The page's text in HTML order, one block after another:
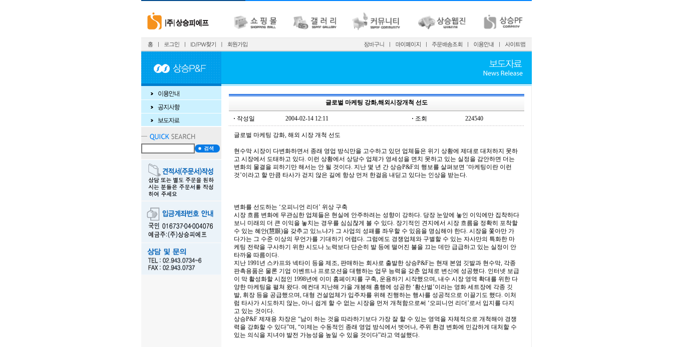
글로벌 마케팅 강화,해외시장개척 선도
· 작성일 2004-02-14 12:11 · 조회 224540
글로벌 마케팅 강화, 해외 시장 개척 선도
현수막 시장이 다변화하면서 종래 영업 방식만을 고수하고 있던 업체들은 위기 상황에 제대로 대처하지 못하
고 시장에서 도태하고 있다. 이런 상황에서 상당수 업체가 영세성을 면치 못하고 있는 실정을 감안하면 더는
변화의 물결을 피하기만 해서는 안 될 것이다. 지난 몇 년 간 상승P&F의 행보를 살펴보면 ‘마케팅이란 이런
것’이라고 할 만큼 타사가 걷지 않은 길에 항상 먼저 한걸음 내딛고 있다는 인상을 받는다.
변화를 선도하는 ‘오피니언 리더’ 위상 구축
시장 흐름 변화에 무관심한 업체들은 현실에 안주하려는 성향이 강하다. 당장 눈앞에 놓인 이익에만 집착하다
보니 미래의 더 큰 이익을 놓치는 경우를 심심찮게 볼 수 있다. 장기적인 견지에서 시장 흐름을 정확히 포착할
수 있는 혜안(慧眼)을 갖추고 있느냐가 그 사업의 성패를 좌우할 수 있음을 명심해야 한다. 시장을 쫓아만 가
다가는 그 수준 이상의 무언가를 기대하기 어렵다. 그럼에도 경쟁업체와 구별할 수 있는 자사만의 특화한 마
케팅 전략을 구사하기 위한 시도나 노력보다 단순히 발 등에 떨어진 불을 끄는 데만 급급하고 있는 실정이 안
타까울 따름이다.
지난 1991년 스카프와 넥타이 등을 제조, 판매하는 회사로 출발한 상승P&F는 현재 본염 깃발과 현수막, 각종
판촉용품은 물론 기업 이벤트나 프로모션을 대행하는 업무 능력을 갖춘 업체로 변신에 성공했다. 인터넷 보급
이 막 활성화할 시점인 1998년에 이미 홈페이지를 구축, 운용하기 시작했으며, 내수 시장 영역 확대를 위한 다
양한 마케팅을 펼쳐 왔다. 예컨대 지난해 가을 개봉해 흥행에 성공한 ‘황산벌’이라는 영화 세트장에 각종 깃
발, 휘장 등을 공급했으며, 대형 건설업체가 입주자를 위해 진행하는 행사를 성공적으로 이끌기도 했다. 이처
럼 타사가 시도하지 않는, 아니 쉽게 할 수 없는 시장을 먼저 개척함으로써 ‘오피니언 리더’로서 입지를 다지
고 있는 것이다.
상승P&F 제재용 차장은 “남이 하는 것을 따라하기보다 가장 잘 할 수 있는 영역을 자체적으로 개척해야 경쟁
력을 강화할 수 있다”며, “이제는 수동적인 종래 영업 방식에서 벗어나, 주위 환경 변화에 민감하게 대처할 수
있는 의식을 지녀야 발전 가능성을 높일 수 있을 것이다”라고 역설했다.